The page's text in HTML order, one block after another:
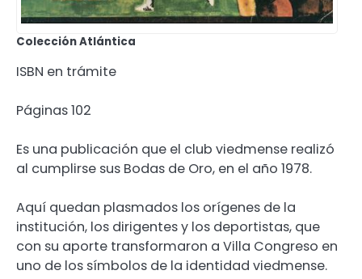
Colección Atlántica
ISBN en trámite
Páginas 102
Es una publicación que el club viedmense realizó
al cumplirse sus Bodas de Oro, en el año 1978.
Aquí quedan plasmados los orígenes de la
institución, los dirigentes y los deportistas, que
con su aporte transformaron a Villa Congreso en
uno de los símbolos de la identidad viedmense.